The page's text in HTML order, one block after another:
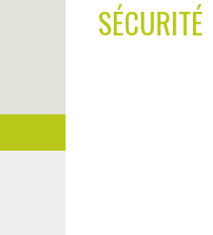
SÉCURITÉ